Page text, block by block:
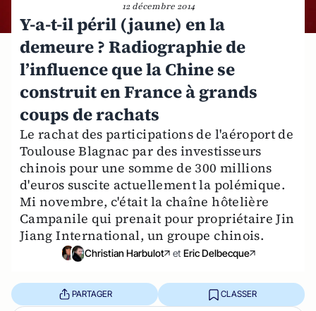
12 décembre 2014
Y-a-t-il péril (jaune) en la
demeure ? Radiographie de
l’influence que la Chine se
construit en France à grands
coups de rachats
Le rachat des participations de l'aéroport de
Toulouse Blagnac par des investisseurs
chinois pour une somme de 300 millions
d'euros suscite actuellement la polémique.
Mi novembre, c'était la chaîne hôtelière
Campanile qui prenait pour propriétaire Jin
Jiang International, un groupe chinois.
Christian Harbulot et Eric Delbecque
PARTAGER CLASSER